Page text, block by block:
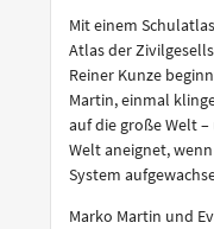
Mit einem
Atlas der
Reiner Kunze
Martin, einmal
auf die große Welt
Welt aneignet,
System
Marko Martin und